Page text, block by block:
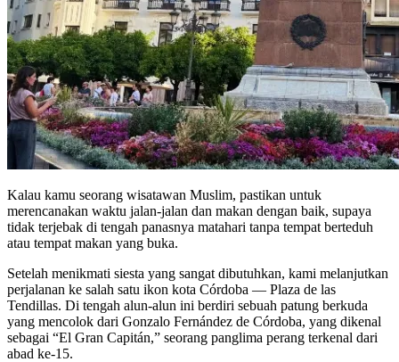
Kalau kamu seorang wisatawan Muslim, pastikan untuk
merencanakan waktu jalan-jalan dan makan dengan baik, supaya
tidak terjebak di tengah panasnya matahari tanpa tempat berteduh
atau tempat makan yang buka.
Setelah menikmati siesta yang sangat dibutuhkan, kami melanjutkan
perjalanan ke salah satu ikon kota Córdoba — Plaza de las
Tendillas. Di tengah alun-alun ini berdiri sebuah patung berkuda
yang mencolok dari Gonzalo Fernández de Córdoba, yang dikenal
sebagai “El Gran Capitán,” seorang panglima perang terkenal dari
abad ke-15.